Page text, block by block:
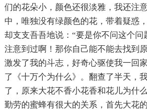
们的花朵小，颜色还很淡雅，我还注
中，唯独没有绿颜色的花，带着疑惑
却支支吾吾地说：“要是你不问这个问
注意到过啊！那你自己能不能去找到
激发了我的斗志，好奇心驱使我一回
了《十万个为什么》。翻查了半天，
了，原来大花不香小花香和花儿为什
勤劳的蜜蜂有很大的关系，首先大花